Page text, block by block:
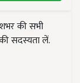
की सभी
सदस्यता लें.